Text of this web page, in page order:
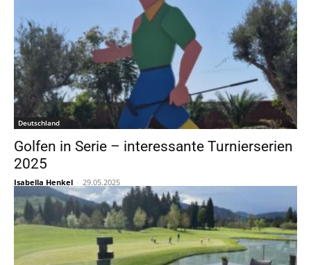
Deutschland
Golfen in Serie – interessante Turnierserien
2025
Isabella Henkel - 29.05.2025